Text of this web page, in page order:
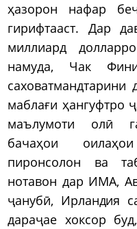
ҳазорон нафар
гирифтааст. Дар
миллиард
намуда, Чак
маблағи ҳангуфтро
маълумоти олӣ
бачаҳои
пиронсолон ва
нотавон дар ИМА,
ҷанубӣ, Ирландия
дараҷае хоксор